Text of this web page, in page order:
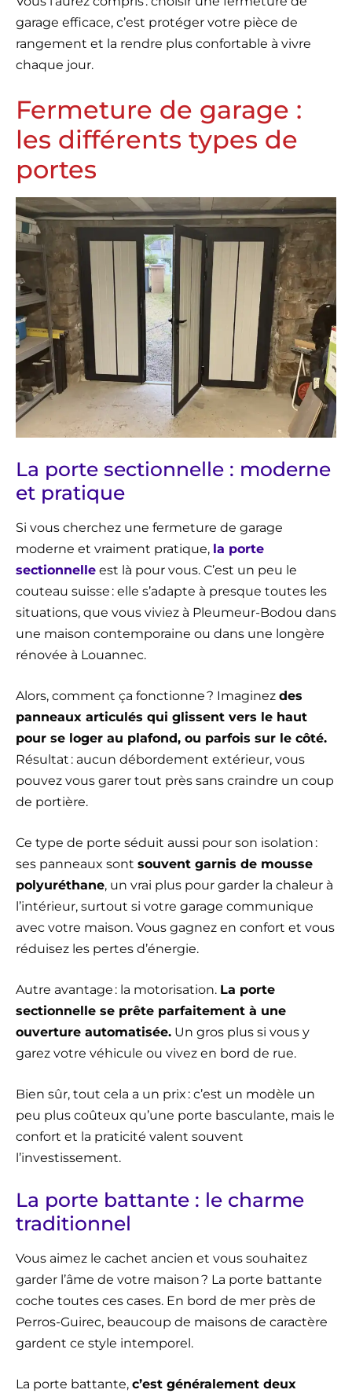
garage efficace, c’est protéger votre pièce de
rangement et la rendre plus confortable à vivre
chaque jour.
Fermeture de garage :
les différents types de
portes
La porte sectionnelle : moderne
et pratique
Si vous cherchez une fermeture de garage
moderne et vraiment pratique, la porte
sectionnelle est là pour vous. C’est un peu le
couteau suisse : elle s’adapte à presque toutes les
situations, que vous viviez à Pleumeur-Bodou dans
une maison contemporaine ou dans une longère
rénovée à Louannec.
Alors, comment ça fonctionne ? Imaginez des
panneaux articulés qui glissent vers le haut
pour se loger au plafond, ou parfois sur le côté.
Résultat : aucun débordement extérieur, vous
pouvez vous garer tout près sans craindre un coup
de portière.
Ce type de porte séduit aussi pour son isolation :
ses panneaux sont souvent garnis de mousse
polyuréthane, un vrai plus pour garder la chaleur à
l’intérieur, surtout si votre garage communique
avec votre maison. Vous gagnez en confort et vous
réduisez les pertes d’énergie.
Autre avantage : la motorisation. La porte
sectionnelle se prête parfaitement à une
ouverture automatisée. Un gros plus si vous y
garez votre véhicule ou vivez en bord de rue.
Bien sûr, tout cela a un prix : c’est un modèle un
peu plus coûteux qu’une porte basculante, mais le
confort et la praticité valent souvent
l’investissement.
La porte battante : le charme
traditionnel
Vous aimez le cachet ancien et vous souhaitez
garder l’âme de votre maison ? La porte battante
coche toutes ces cases. En bord de mer près de
Perros-Guirec, beaucoup de maisons de caractère
gardent ce style intemporel.
La porte battante, c’est généralement deux